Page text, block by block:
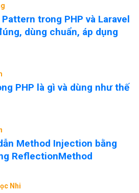
trong PHP và Laravel
dùng chuẩn, áp dụng
PHP là gì và dùng như thế
Method Injection bằng
ReflectionMethod
Nhi